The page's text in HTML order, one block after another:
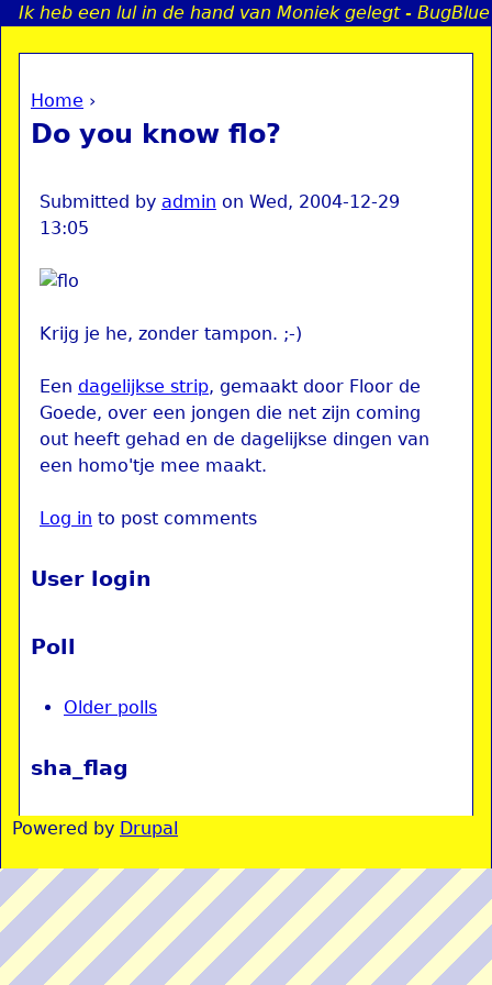
Jump to navigation
Ik heb een lul in de hand van Moniek gelegt - BugBlue
You are here
Home ›
Do you know flo?
Submitted by admin on Wed, 2004-12-29
13:05
Krijg je he, zonder tampon. ;-)
Een dagelijkse strip, gemaakt door Floor de
Goede, over een jongen die net zijn coming
out heeft gehad en de dagelijkse dingen van
een homo'tje mee maakt.
Log in to post comments
User login
Poll
Older polls
sha_flag
Powered by Drupal